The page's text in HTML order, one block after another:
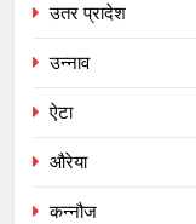
उतर प्रादेश
उन्नाव
ऐटा
औरेया
कन्नौज